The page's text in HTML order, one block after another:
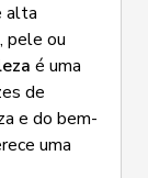
alta
pele ou
é uma
de
e do bem-
uma